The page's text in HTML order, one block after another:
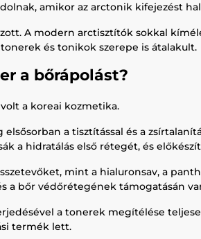
amikor az arctonik kifejezést
A modern arctisztítók sokkal
és tonikok szerepe is átalakult.
a bőrápolást?
a koreai kozmetika.
a tisztítással és a
a hidratálás első rétegét, és
mint a hialuronsav, a
a bőr védőrétegének támogatásán
a tonerek megítélése
termék lett.